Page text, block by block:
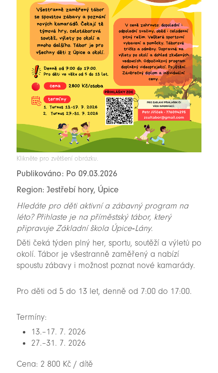
Klikněte pro zvětšení obrázku.
Publikováno: Po 09.03.2026
Region: Jestřebí hory, Úpice
Hledáte pro děti aktivní a zábavný program na
léto? Přihlaste je na příměstský tábor, který
připravuje Základní škola Úpice‑Lány.
Děti čeká týden plný her, sportu, soutěží a výletů po
okolí. Tábor je všestranně zaměřený a nabízí
spoustu zábavy i možnost poznat nové kamarády.
Pro děti od 5 do 13 let, denně od 7:00 do 17:00.
Termíny:
13.–17. 7. 2026
27.–31. 7. 2026
Cena: 2 800 Kč / dítě